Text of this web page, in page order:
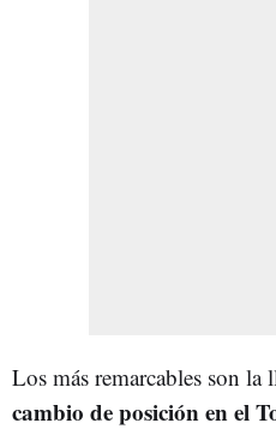
Los más remarcables son la
cambio de posición en el